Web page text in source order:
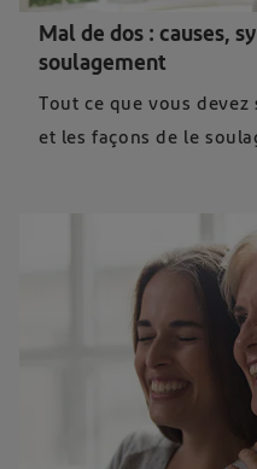
Mal de dos : causes,
soulagement
Tout ce que vous
et les façons de le